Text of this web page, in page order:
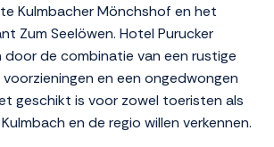
Kulmbacher Mönchshof en het
Zum Seelöwen. Hotel Purucker
de combinatie van een rustige
en een ongedwongen
geschikt is voor zowel toeristen als
en de regio willen verkennen.